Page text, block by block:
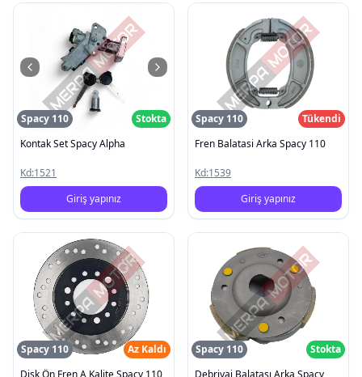
Spacy 110
Stokta
Kontak Set Spacy Alpha
Kd:1521
Giriş yapınız
Spacy 110
Tükendi
Fren Balatasi Arka Spacy 110
Kd:1539
Giriş yapınız
Spacy 110
Az Kaldı
Disk Ön Fren A Kalite Spacy 110
Spacy 110
Stokta
Debriyaj Balatası Arka Spacy